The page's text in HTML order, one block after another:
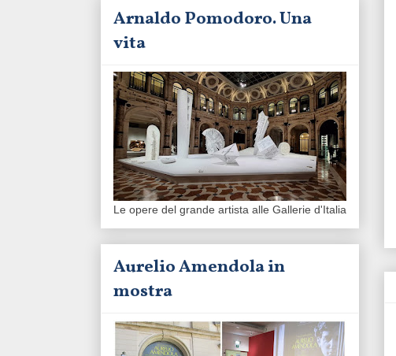
Arnaldo Pomodoro. Una
vita
Le opere del grande artista alle Gallerie d'Italia
Aurelio Amendola in
mostra